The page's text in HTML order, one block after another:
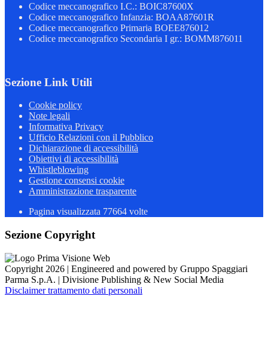
Codice meccanografico I.C.: BOIC87600X
Codice meccanografico Infanzia: BOAA87601R
Codice meccanografico Primaria BOEE876012
Codice meccanografico Secondaria I gr.: BOMM876011
Sezione Link Utili
Cookie policy
Note legali
Informativa Privacy
Ufficio Relazioni con il Pubblico
Dichiarazione di accessibilità
Obiettivi di accessibilità
Whistleblowing
Gestione consensi cookie
Amministrazione trasparente
Pagina visualizzata 77664 volte
Sezione Copyright
Copyright 2026 | Engineered and powered by Gruppo Spaggiari
Parma S.p.A. | Divisione Publishing & New Social Media
Disclaimer trattamento dati personali